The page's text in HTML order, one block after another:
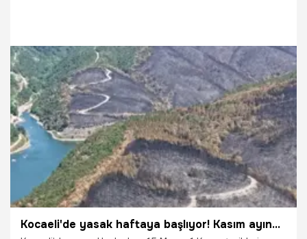
7.05.2026 Vatan TV
Kocaeli'de yasak haftaya başlıyor! Kasım ayına sürecek